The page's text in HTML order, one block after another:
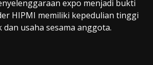
expo menjadi bukti
HIPMI memiliki kepedulian tinggi
usaha sesama anggota.